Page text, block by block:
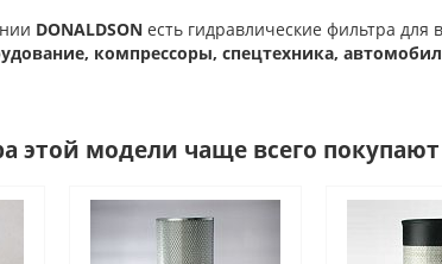
DONALDSONесть гидравлические фильтра для
компрессоры, спецтехника,
этой модели чаще всего покупают